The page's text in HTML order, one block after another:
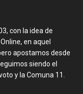
con la idea de
en aquel
apostamos desde
siendo el
y la Comuna 11.